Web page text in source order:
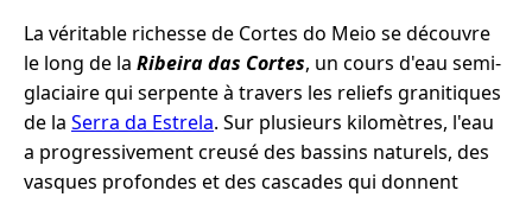
La véritable richesse de Cortes do Meio se découvre
le long de la Ribeira das Cortes, un cours d'eau semi-
glaciaire qui serpente à travers les reliefs granitiques
de la Serra da Estrela. Sur plusieurs kilomètres, l'eau
a progressivement creusé des bassins naturels, des
vasques profondes et des cascades qui donnent